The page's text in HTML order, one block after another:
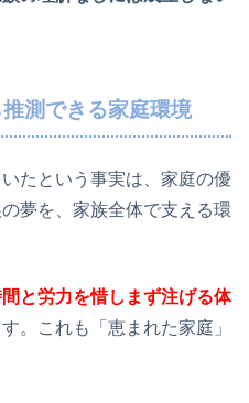
測できる家庭環境
たという事実は、家庭の優
夢を、家族全体で支える環
と労力を惜しまず注げる体
。これも「恵まれた家庭」